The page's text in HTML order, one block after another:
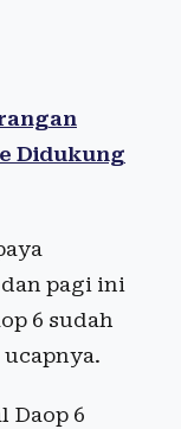
Didukung
pagi ini
6 sudah
Daop 6